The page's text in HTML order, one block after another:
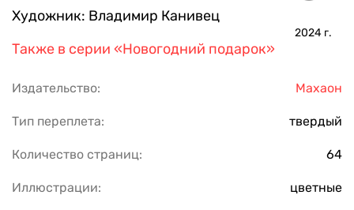
Художник: Владимир Канивец
2024 г.
Также в серии «Новогодний подарок»
Издательство: Махаон
Тип переплета: твердый
Количество страниц: 64
Иллюстрации: цветные